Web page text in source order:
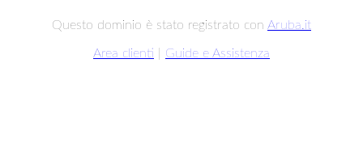
Questo dominio è stato registrato con Aruba.it
Area clienti Guide e Assistenza